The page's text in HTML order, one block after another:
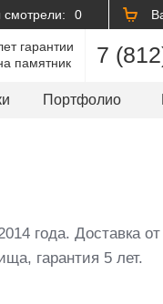
смотрели: 0
гарантии
памятник
7
Портфолио
года. Доставка
гарантия 5 лет.